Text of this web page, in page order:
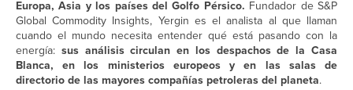
Europa, Asia y los países del Golfo Pérsico. Fundador de S&P
Global Commodity Insights, Yergin es el analista al que llaman
cuando el mundo necesita entender qué está pasando con la
energía: sus análisis circulan en los despachos de la Casa
Blanca, en los ministerios europeos y en las salas de
directorio de las mayores compañías petroleras del planeta.